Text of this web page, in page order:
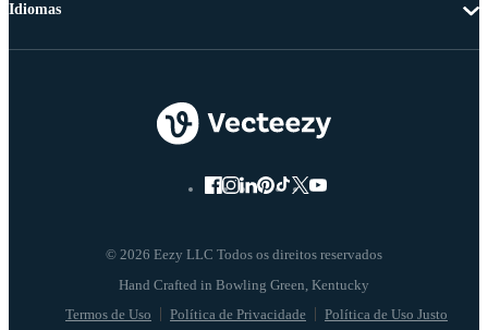
© 2026 Eezy LLC Todos os direitos reservados
Termos de Uso Política de Privacidade Política de Uso Justo
Idiomas